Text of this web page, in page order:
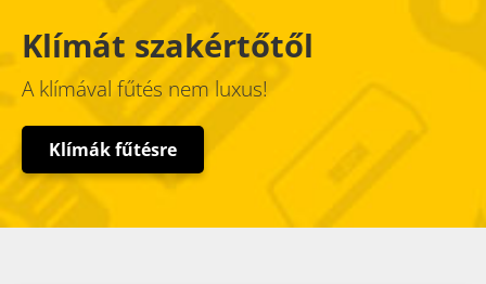
Klímát szakértőtől
A klímával fűtés nem luxus!
Klímák fűtésre